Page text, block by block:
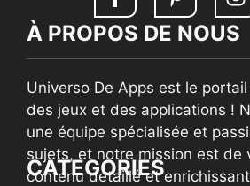
À PROPOS DE NOUS
Universo De Apps est le
des jeux et des applications !
une équipe spécialisée et
sujets, et notre mission est de
contenu détaillé et
CATEGORIES